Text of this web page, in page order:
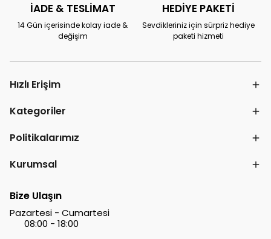
İADE & TESLİMAT
14 Gün içerisinde kolay iade &
değişim
HEDİYE PAKETİ
Sevdikleriniz için sürpriz hediye
paketi hizmeti
Hızlı Erişim
Kategoriler
Politikalarımız
Kurumsal
Bize Ulaşın
Pazartesi - Cumartesi
08:00 - 18:00